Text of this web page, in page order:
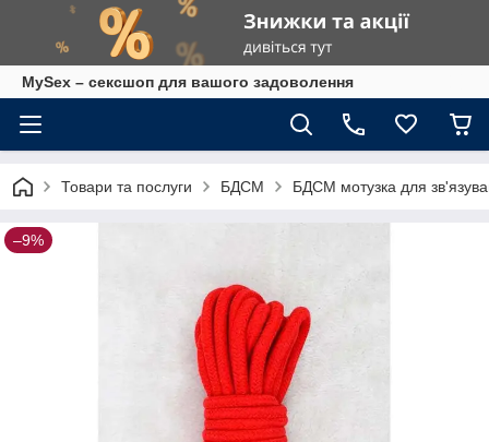
MySex – сексшоп для вашого задоволення
Товари та послуги БДСМ БДСМ мотузка для
–9%